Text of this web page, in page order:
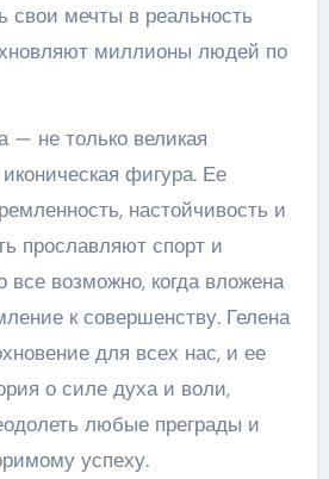
свои мечты в реальность
миллионы людей по
— не только великая
фигура. Ее
настойчивость и
прославляют спорт и
все возможно, когда вложена
к совершенству. Гелена
для всех нас, и ее
о силе духа и воли,
любые преграды и
успеху.